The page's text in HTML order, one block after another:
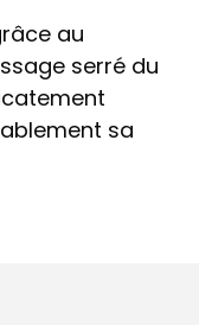
au
serré du
sa